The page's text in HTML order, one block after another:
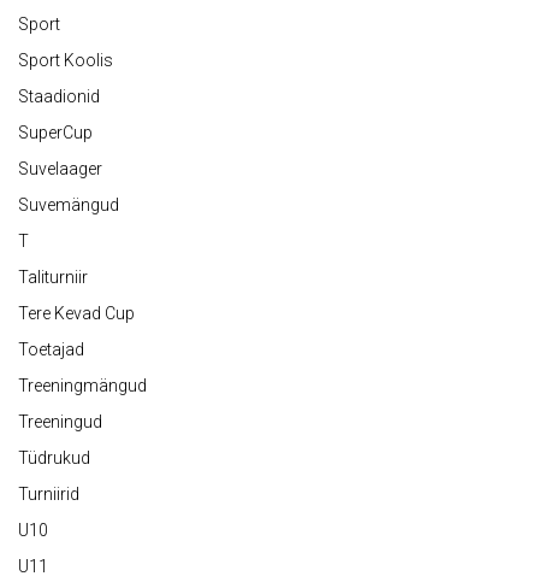
Sport
Sport Koolis
Staadionid
SuperCup
Suvelaager
Suvemängud
T
Taliturniir
Tere Kevad Cup
Toetajad
Treeningmängud
Treeningud
Tüdrukud
Turniirid
U10
U11